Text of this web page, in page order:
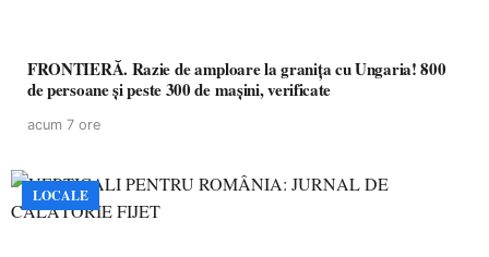
FRONTIERĂ. Razie de amploare la granița cu Ungaria! 800
de persoane și peste 300 de mașini, verificate
acum 7 ore
LOCALE